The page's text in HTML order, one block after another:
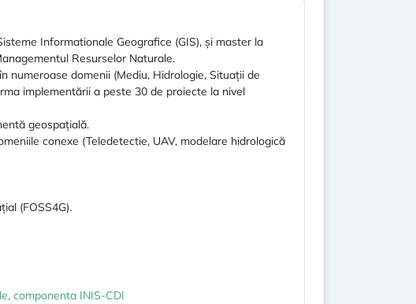
Informationale Geografice (GIS), și master la
Resurselor Naturale.
numeroase domenii (Mediu, Hidrologie, Situații de
implementării a peste 30 de proiecte la nivel
geospațială.
conexe (Teledetectie, UAV, modelare hidrologică
(FOSS4G).
componenta INIS-CDI